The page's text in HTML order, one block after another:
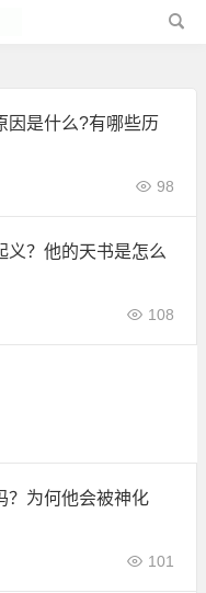
因是什么?有哪些历
98
义？他的天书是怎么
108
？为何他会被神化
101